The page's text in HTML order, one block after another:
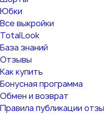
Юбки
Все выкройки
TotalLook
База знаний
Отзывы
Как купить
Бонусная программа
Обмен и возврат
Правила публикации